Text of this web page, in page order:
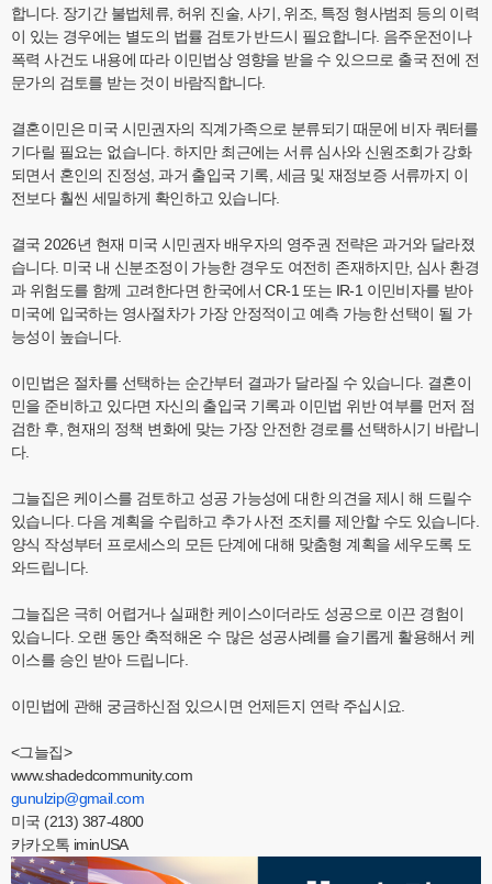
합니다. 장기간 불법체류, 허위 진술, 사기, 위조, 특정 형사범죄 등의 이력
이 있는 경우에는 별도의 법률 검토가 반드시 필요합니다. 음주운전이나
폭력 사건도 내용에 따라 이민법상 영향을 받을 수 있으므로 출국 전에 전
문가의 검토를 받는 것이 바람직합니다.
결혼이민은 미국 시민권자의 직계가족으로 분류되기 때문에 비자 쿼터를
기다릴 필요는 없습니다. 하지만 최근에는 서류 심사와 신원조회가 강화
되면서 혼인의 진정성, 과거 출입국 기록, 세금 및 재정보증 서류까지 이
전보다 훨씬 세밀하게 확인하고 있습니다.
결국 2026년 현재 미국 시민권자 배우자의 영주권 전략은 과거와 달라졌
습니다. 미국 내 신분조정이 가능한 경우도 여전히 존재하지만, 심사 환경
과 위험도를 함께 고려한다면 한국에서 CR-1 또는 IR-1 이민비자를 받아
미국에 입국하는 영사절차가 가장 안정적이고 예측 가능한 선택이 될 가
능성이 높습니다.
이민법은 절차를 선택하는 순간부터 결과가 달라질 수 있습니다. 결혼이
민을 준비하고 있다면 자신의 출입국 기록과 이민법 위반 여부를 먼저 점
검한 후, 현재의 정책 변화에 맞는 가장 안전한 경로를 선택하시기 바랍니
다.
그늘집은 케이스를 검토하고 성공 가능성에 대한 의견을 제시 해 드릴수
있습니다. 다음 계획을 수립하고 추가 사전 조치를 제안할 수도 있습니다.
양식 작성부터 프로세스의 모든 단계에 대해 맞춤형 계획을 세우도록 도
와드립니다.
그늘집은 극히 어렵거나 실패한 케이스이더라도 성공으로 이끈 경험이
있습니다. 오랜 동안 축적해온 수 많은 성공사례를 슬기롭게 활용해서 케
이스를 승인 받아 드립니다.
이민법에 관해 궁금하신점 있으시면 언제든지 연락 주십시요.
<그늘집>
www.shadedcommunity.com
gunulzip@gmail.com
미국 (213) 387-4800
카카오톡 iminUSA